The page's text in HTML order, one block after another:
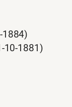
1884)
10-1881)